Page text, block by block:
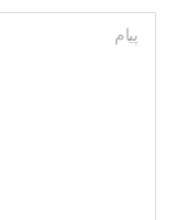
پیام